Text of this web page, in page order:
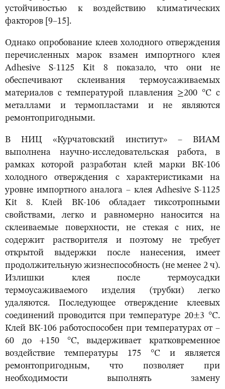
устойчивостью к воздействию климатических
факторов [9–15].
Однако опробование клеев холодного отверждения
перечисленных марок взамен импортного клея
Adhesive S-1125 Kit 8 показало, что они не
обеспечивают склеивания термоусаживаемых
материалов с температурой плавления ≥200 °С с
металлами и термопластами и не являются
ремонтопригодными.
В НИЦ «Курчатовский институт» – ВИАМ
выполнена научно-исследовательская работа, в
рамках которой разработан клей марки ВК-106
холодного отверждения с характеристиками на
уровне импортного аналога – клея Adhesive S-1125
Kit 8. Клей ВК-106 обладает тиксотропными
свойствами, легко и равномерно наносится на
склеиваемые поверхности, не стекая с них, не
содержит растворителя и поэтому не требует
открытой выдержки после нанесения, имеет
продолжительную жизнеспособность (не менее 2 ч).
Излишки клея после термоусадки
термоусаживаемого изделия (трубки) легко
удаляются. Последующее отверждение клеевых
соединений проводится при температуре 20±3 °С.
Клей ВК-106 работоспособен при температурах от –
60 до +150 °С, выдерживает кратковременное
воздействие температуры 175 °С и является
ремонтопригодным, что позволяет при
необходимости выполнять замену